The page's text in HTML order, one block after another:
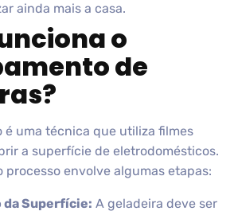
ainda mais a casa.
o
de
é uma técnica que utiliza filmes
a superfície de eletrodomésticos.
processo envolve algumas etapas:
da Superfície: A geladeira deve ser